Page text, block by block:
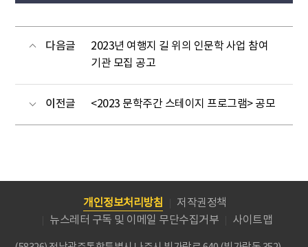
다음글
2023년 여행지 길 위의 인문학 사업 참여
기관 모집 공고
이전글 <2023 문학주간 스테이지 프로그램> 공모
개인정보처리방침
저작권정책
뉴스레터 구독 및 이메일 무단수집거부
사이트맵